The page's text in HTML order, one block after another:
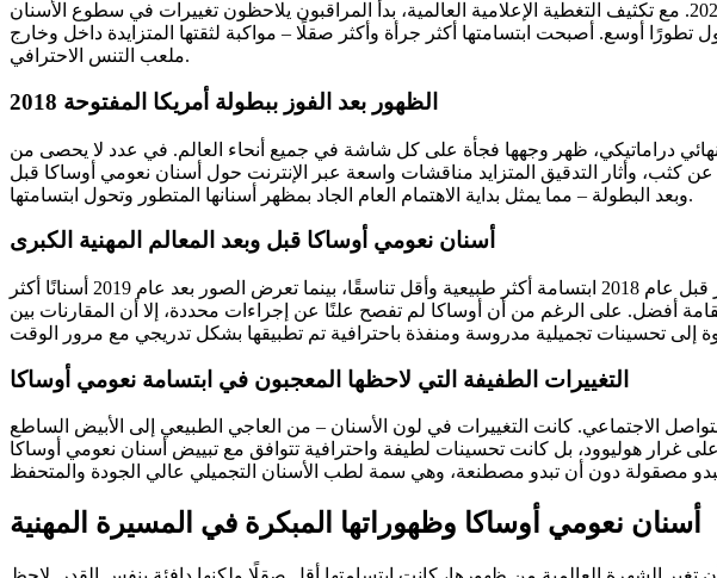
أصبح تحول ابتسامة نعومي أوساكا أكثر وضوحًا خلال صعودها السريع في البطولات الأربع الكبرى بين عامي 2018 و2021. مع تكثيف التغطية الإعلامية العالمية، بدأ المراقبون يلاحظون تغييرات في سطوع الأسنان
أوسع. أصبحت ابتسامتها أكثر جرأة وأكثر صقلًا – مواكبة لثقتها المتزايدة داخل وخارج
ملعب التنس الاحترافي.
الظهور بعد الفوز ببطولة أمريكا المفتوحة 2018
سيرينا ويليامز في نهائي دراماتيكي، ظهر وجهها فجأة على كل شاشة في جميع أنحاء العالم. في عدد لا يحصى من
كثب، وأثار التدقيق المتزايد مناقشات واسعة عبر الإنترنت حول أسنان نعومي أوساكا قبل
وبعد البطولة – مما يمثل بداية الاهتمام العام الجاد بمظهر أسنانها المتطور وتحول ابتسامتها.
أسنان نعومي أوساكا قبل وبعد المعالم المهنية الكبرى
تكشف مقارنة أسنان نعومي أوساكا قبل وبعد المعالم المهنية الكبرى عن تغييرات بصرية واضحة. تظهر الصور قبل عام 2018 ابتسامة أكثر طبيعية وأقل تناسقًا، بينما تعرض الصور بعد عام 2019 أسنانًا أكثر
أفضل. على الرغم من أن أوساكا لم تفصح علنًا عن إجراءات محددة، إلا أن المقارنات بين
التغييرات الطفيفة التي لاحظها المعجبون في ابتسامة نعومي أوساكا
الاجتماعي. كانت التغييرات في لون الأسنان – من العاجي الطبيعي إلى الأبيض الساطع
هوليوود، بل كانت تحسينات لطيفة واحترافية تتوافق مع تبييض أسنان نعومي أوساكا
أسنان نعومي أوساكا وظهوراتها المبكرة في المسيرة المهنية